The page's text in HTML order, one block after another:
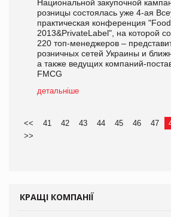
Национальной закупочной
розницы состоялась уже 4-ая
практическая конференция
2013&PrivateLabel", на которой
220 топ-менеджеров –
розничных сетей Украины и
а также ведущих компаний-
FMCG
детальніше
<< 41 42 43 44 45 46 47
>>
КРАЩІ КОМПАНІЇ